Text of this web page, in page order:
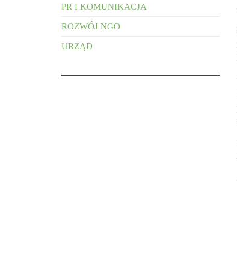
PR I KOMUNIKACJA
ROZWÓJ NGO
URZĄD